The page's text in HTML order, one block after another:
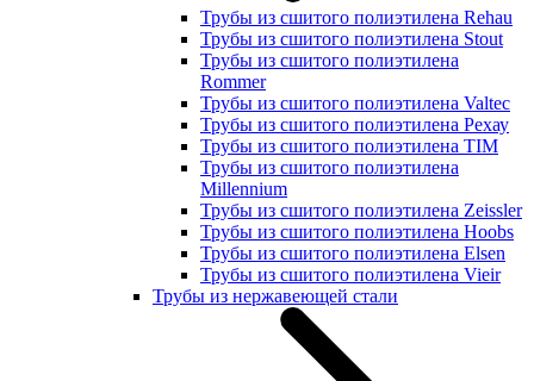
Трубы из сшитого полиэтилена Rehau
Трубы из сшитого полиэтилена Stout
Трубы из сшитого полиэтилена
Rommer
Трубы из сшитого полиэтилена Valtec
Трубы из сшитого полиэтилена Рехау
Трубы из сшитого полиэтилена TIM
Трубы из сшитого полиэтилена
Millennium
Трубы из сшитого полиэтилена Zeissler
Трубы из сшитого полиэтилена Hoobs
Трубы из сшитого полиэтилена Elsen
Трубы из сшитого полиэтилена Vieir
Трубы из нержавеющей стали